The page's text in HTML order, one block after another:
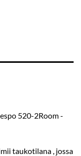
520-2Room -
taukotilana , jossa